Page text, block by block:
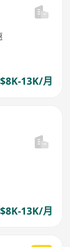
$8K-13K/月
$8K-13K/月